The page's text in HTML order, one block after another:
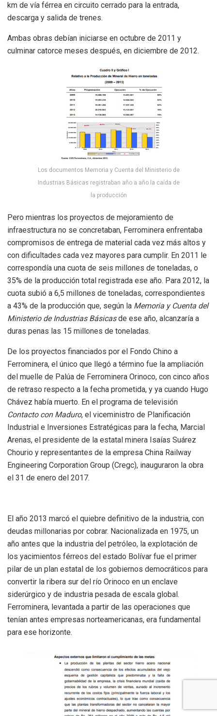
km de vía férrea en circuito cerrado para la entrada,
descarga y salida de trenes.
Ambas obras debían iniciarse en octubre de 2011 y
culminar catorce meses después, en diciembre de 2012.
Los documentos Memoria y Cuenta del Ministerio de
Industrias Básicas registraban año a año la caída de
la producción
Pero mientras los proyectos de mejoramiento de
infraestructura no se concretaban, Ferrominera enfrentaba
compromisos de entrega de material cada vez más altos y
con dificultades cada vez mayores para cumplir. En 2011 le
correspondía una cuota de seis millones de toneladas, o
35% de la producción total registrada ese año. Para 2012, la
cuota subió a 6,5 millones de toneladas, correspondientes
a 43% de la producción que, según la Memoria y Cuenta del
Ministerio de Industrias Básicasde ese año, alcanzaría a
duras penas las 15 millones de toneladas.
De los proyectos financiados por el Fondo Chino a
Ferrominera, el único que llegó a término fue la ampliación
del muelle de Palúa de Ferrominera Orinoco, con cinco años
de retraso respecto a la fecha prometida, y ya cuando Hugo
Chávez había muerto. En el programa de televisión
Contacto con Maduro, el viceministro de Planificación
Industrial e Inversiones Estratégicas para la fecha, Marcial
Arenas, el presidente de la estatal minera Isaías Suárez
Chourio y representantes de la empresa China Railway
Engineering Corporation Group (Cregc), inauguraron la obra
el 31 de enero del 2017.
El año 2013 marcó el quiebre definitivo de la industria, con
deudas millonarias por cobrar. Nacionalizada en 1975, un
año antes que la industria del petróleo, la explotación de
los yacimientos férreos del estado Bolívar fue el primer
pilar de un plan estatal de los gobiernos democráticos para
convertir la ribera sur del río Orinoco en un enclave
siderúrgico y de industria pesada de escala global.
Ferrominera, levantada a partir de las operaciones que
tenían antes empresas norteamericanas, era fundamental
para ese horizonte.